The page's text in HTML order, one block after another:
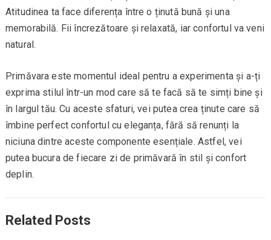
Atitudinea ta face diferența între o ținută bună și una
memorabilă. Fii încrezătoare și relaxată, iar confortul va veni
natural.
Primăvara este momentul ideal pentru a experimenta și a-ți
exprima stilul într-un mod care să te facă să te simți bine și
în largul tău. Cu aceste sfaturi, vei putea crea ținute care să
îmbine perfect confortul cu eleganța, fără să renunți la
niciuna dintre aceste componente esențiale. Astfel, vei
putea bucura de fiecare zi de primăvară în stil și confort
deplin.
Related Posts